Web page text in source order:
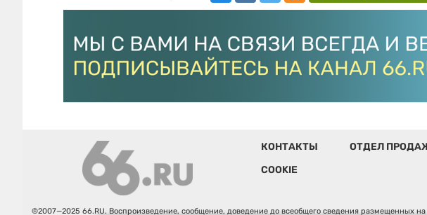
КОНТАКТЫ ОТДЕЛ
COOKIE
©2007—2025 66.RU. Воспроизведение, сообщение, доведение до всеобщего сведения размещенных